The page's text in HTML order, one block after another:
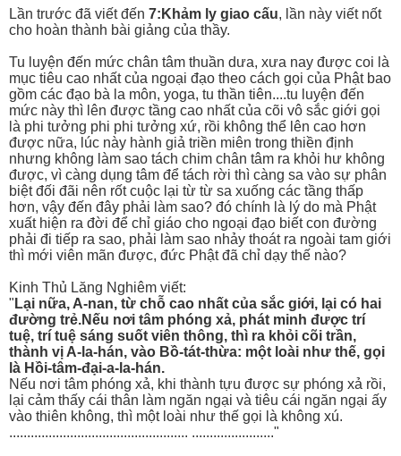
Lần trước đã viết đến 7:Khảm ly giao cấu, lần này viết nốt
cho hoàn thành bài giảng của thầy.
Tu luyện đến mức chân tâm thuần dưa, xưa nay được coi là
mục tiêu cao nhất của ngoại đạo theo cách gọi của Phật bao
gồm các đạo bà la môn, yoga, tu thần tiên....tu luyện đến
mức này thì lên được tầng cao nhất của cõi vô sắc giới gọi
là phi tưởng phi phi tưởng xứ, rồi không thể lên cao hơn
được nữa, lúc này hành giả triền miên trong thiền định
nhưng không làm sao tách chim chân tâm ra khỏi hư không
được, vì càng dụng tâm để tách rời thì càng sa vào sự phân
biệt đối đãi nên rốt cuộc lại từ từ sa xuống các tầng thấp
hơn, vậy đến đây phải làm sao? đó chính là lý do mà Phật
xuất hiện ra đời để chỉ giáo cho ngoại đạo biết con đường
phải đi tiếp ra sao, phải làm sao nhảy thoát ra ngoài tam giới
thì mới viên mãn được, đức Phật đã chỉ dạy thế nào?
Kinh Thủ Lăng Nghiêm viết:
" Lại nữa, A-nan, từ chỗ cao nhất của sắc giới, lại có hai
đường trẻ.Nếu nơi tâm phóng xả, phát minh được trí
tuệ, trí tuệ sáng suốt viên thông, thì ra khỏi cõi trần,
thành vị A-la-hán, vào Bồ-tát-thừa: một loài như thế, gọi
là Hồi-tâm-đại-a-la-hán.
Nếu nơi tâm phóng xả, khi thành tựu được sự phóng xả rồi,
lại cảm thấy cái thân làm ngăn ngại và tiêu cái ngăn ngại ấy
vào thiên không, thì một loài như thế gọi là không xú.
.................................................. ......................."